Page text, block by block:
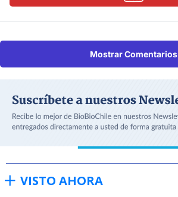
Mostrar Comentarios
VISTO AHORA